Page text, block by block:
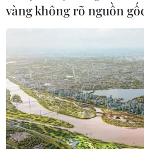
đầu toàn cầu trong quý III/
vàng không rõ nguồn